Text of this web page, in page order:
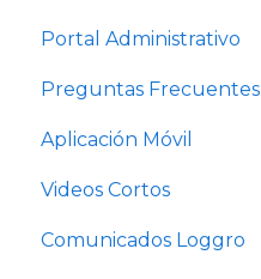
Portal Administrativo
Preguntas Frecuentes
Aplicación Móvil
Videos Cortos
Videos Cortos Pymes
Comunicados Loggro